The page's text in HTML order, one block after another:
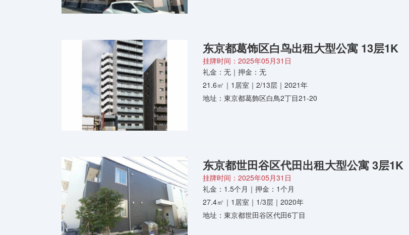
东京都葛饰区白鸟出租大型公寓 13层1K
挂牌时间：2025年05月31日
礼金：无｜押金：无
21.6㎡｜1居室｜2/13层｜2021年
地址：東京都葛飾区白鳥2丁目21-20
东京都世田谷区代田出租大型公寓 3层1K
挂牌时间：2025年05月31日
礼金：1.5个月｜押金：1个月
27.4㎡｜1居室｜1/3层｜2020年
地址：東京都世田谷区代田6丁目